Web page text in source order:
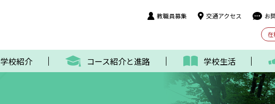
教職員募集 交通アクセス お
在
学校紹介 コース紹介と進路 学校生活